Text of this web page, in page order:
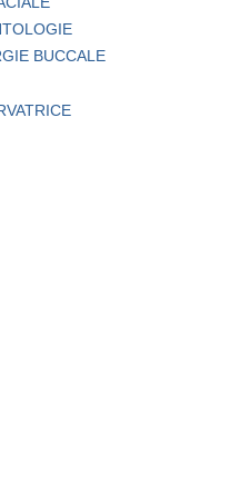
BUCCALE